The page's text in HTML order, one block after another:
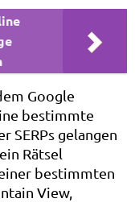
Google
bestimmte
SERPs gelangen
Rätsel
bestimmten
View,